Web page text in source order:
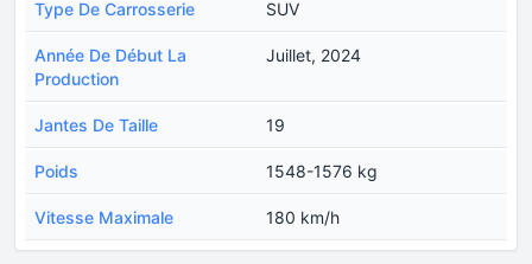
Type De Carrosserie SUV
Année De Début La
Production
Juillet, 2024
Jantes De Taille 19
Poids 1548-1576 kg
Vitesse Maximale 180 km/h